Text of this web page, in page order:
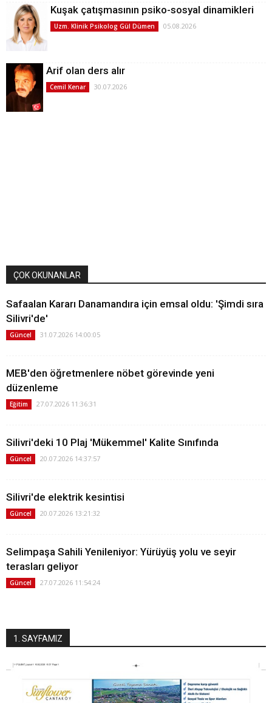
Kuşak çatışmasının psiko-sosyal dinamikleri
Uzm. Klinik Psikolog Gül Dümen 05.08.2026
Arif olan ders alır
Cemil Kenar 30.07.2026
ÇOK OKUNANLAR
Safaalan Kararı Danamandıra için emsal oldu: 'Şimdi sıra
Silivri'de'
Güncel 31.07.2026 14:00:05
MEB'den öğretmenlere nöbet görevinde yeni
düzenleme
Eğitim 27.07.2026 11:36:31
Silivri'deki 10 Plaj 'Mükemmel' Kalite Sınıfında
Güncel 20.07.2026 14:37:57
Silivri'de elektrik kesintisi
Güncel 20.07.2026 13:21:32
Selimpaşa Sahili Yenileniyor: Yürüyüş yolu ve seyir
terasları geliyor
Güncel 27.07.2026 11:54:24
1. SAYFAMIZ